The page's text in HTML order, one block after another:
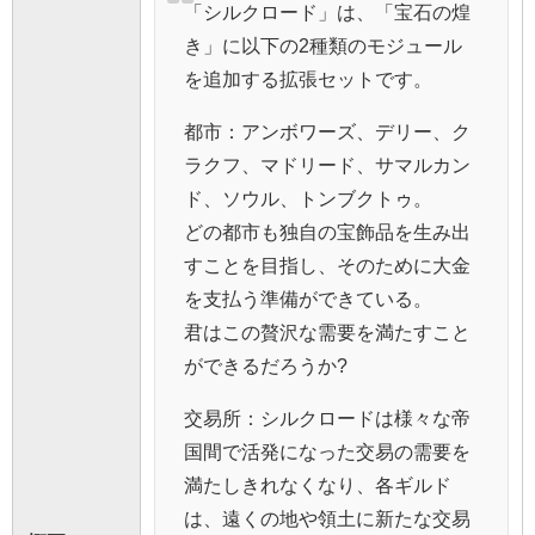
「シルクロード」は、「宝石の煌
き」に以下の2種類のモジュール
を追加する拡張セットです。
都市：アンボワーズ、デリー、ク
ラクフ、マドリード、サマルカン
ド、ソウル、トンブクトゥ。
どの都市も独自の宝飾品を生み出
すことを目指し、そのために大金
を支払う準備ができている。
君はこの贅沢な需要を満たすこと
ができるだろうか?
交易所：シルクロードは様々な帝
国間で活発になった交易の需要を
満たしきれなくなり、各ギルド
は、遠くの地や領土に新たな交易